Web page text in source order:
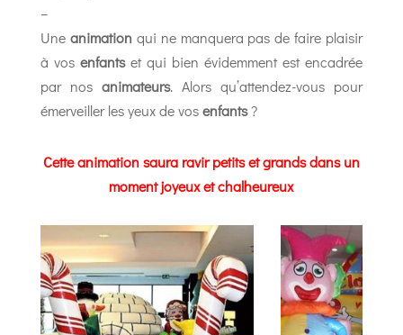
–
Une animation qui ne manquera pas de faire plaisir
à vos enfantset qui bien évidemment est encadrée
par nos animateurs. Alors qu’attendez-vous pour
émerveiller les yeux de vosenfants?
Cette animation saura ravir petits et grands dans un
moment joyeux et chalheureux